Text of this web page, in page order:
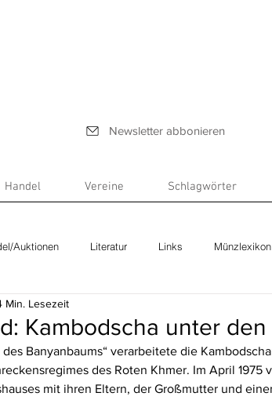
Newsletter abbonieren
Handel Vereine Schlagwörter
Auktionen Literatur Links Münzlexikon
Kambodscha unter
Min. Lesezeit
Banyanbaums“ verarbeitete die
des Roten Khmer. Im April 1975
mit ihren Eltern, der Großmutter und